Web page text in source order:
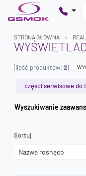
STRONA GŁÓWNA
(ilość produktów: 2)
części serwisowe do
Wyszukiwanie
Sortuj